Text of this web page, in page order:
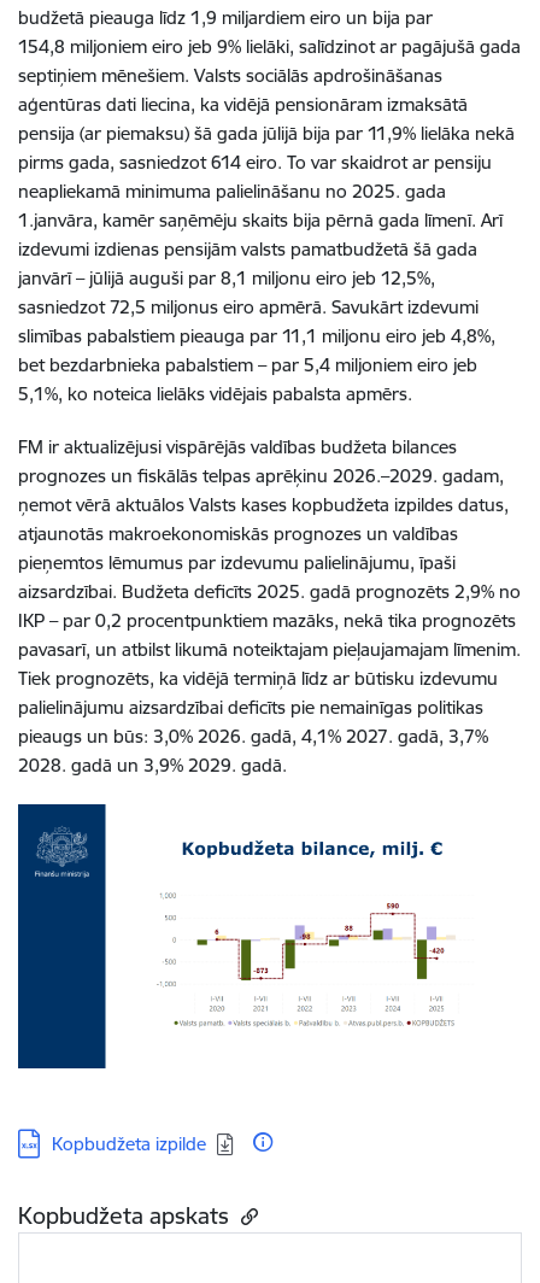
budžetā pieauga līdz 1,9 miljardiem eiro un bija par
154,8 miljoniem eiro jeb 9% lielāki, salīdzinot ar pagājušā gada
septiņiem mēnešiem. Valsts sociālās apdrošināšanas
aģentūras dati liecina, ka vidējā pensionāram izmaksātā
pensija (ar piemaksu) šā gada jūlijā bija par 11,9% lielāka nekā
pirms gada, sasniedzot 614 eiro. To var skaidrot ar pensiju
neapliekamā minimuma palielināšanu no 2025. gada
1.janvāra, kamēr saņēmēju skaits bija pērnā gada līmenī. Arī
izdevumi izdienas pensijām valsts pamatbudžetā šā gada
janvārī – jūlijā auguši par 8,1 miljonu eiro jeb 12,5%,
sasniedzot 72,5 miljonus eiro apmērā. Savukārt izdevumi
slimības pabalstiem pieauga par 11,1 miljonu eiro jeb 4,8%,
bet bezdarbnieka pabalstiem – par 5,4 miljoniem eiro jeb
5,1%, ko noteica lielāks vidējais pabalsta apmērs.
FM ir aktualizējusi vispārējās valdības budžeta bilances
prognozes un fiskālās telpas aprēķinu 2026.–2029. gadam,
ņemot vērā aktuālos Valsts kases kopbudžeta izpildes datus,
atjaunotās makroekonomiskās prognozes un valdības
pieņemtos lēmumus par izdevumu palielinājumu, īpaši
aizsardzībai. Budžeta deficīts 2025. gadā prognozēts 2,9% no
IKP – par 0,2 procentpunktiem mazāks, nekā tika prognozēts
pavasarī, un atbilst likumā noteiktajam pieļaujamajam līmenim.
Tiek prognozēts, ka vidējā termiņā līdz ar būtisku izdevumu
palielinājumu aizsardzībai deficīts pie nemainīgas politikas
pieaugs un būs: 3,0% 2026. gadā, 4,1% 2027. gadā, 3,7%
2028. gadā un 3,9% 2029. gadā.
Lejupielādēt:
Kopbudžeta izpilde
Kopbudžeta apskats